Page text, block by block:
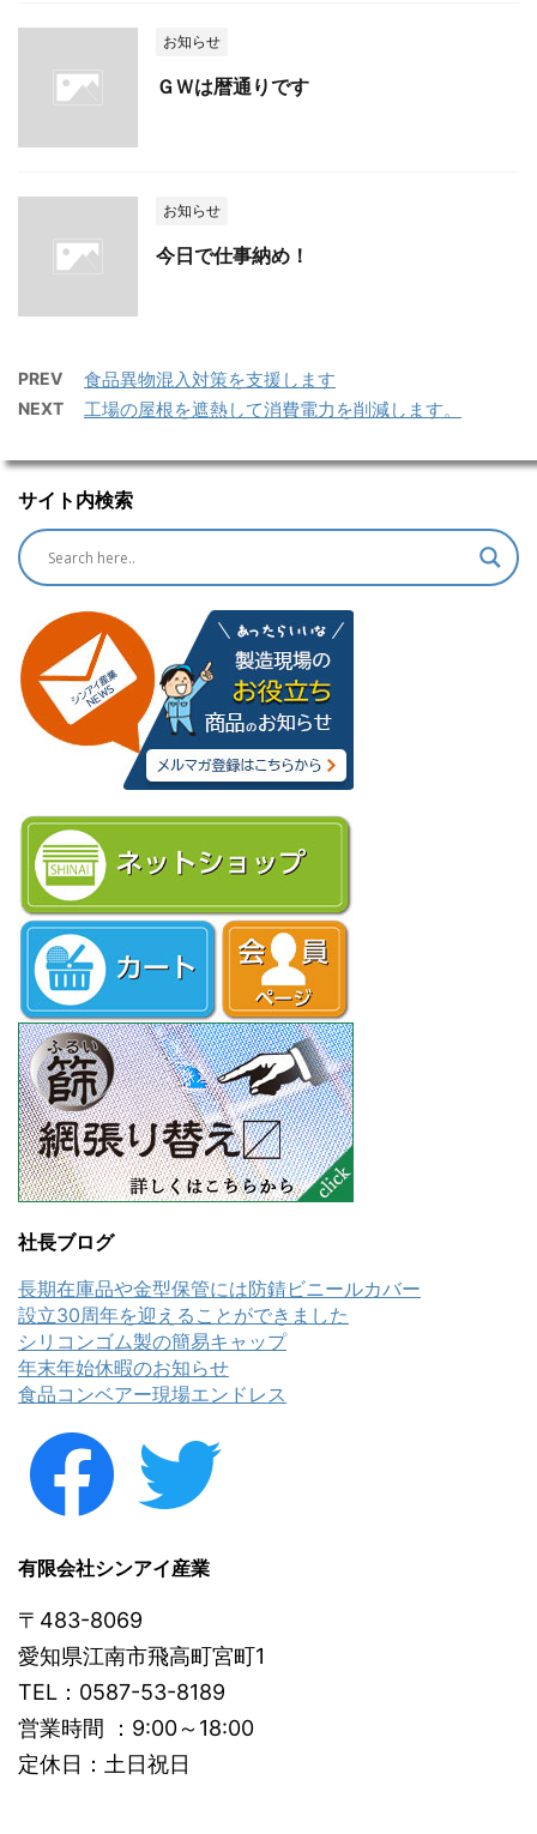
お知らせ
ＧＷは暦通りです
お知らせ
今日で仕事納め！
PREV 食品異物混入対策を支援します
NEXT 工場の屋根を遮熱して消費電力を削減します。
サイト内検索
社長ブログ
長期在庫品や金型保管には防錆ビニールカバー
設立30周年を迎えることができました
シリコンゴム製の簡易キャップ
年末年始休暇のお知らせ
食品コンベアー現場エンドレス
有限会社シンアイ産業
〒483-8069
愛知県江南市飛高町宮町1
TEL：0587-53-8189
営業時間 ：9:00～18:00
定休日：土日祝日